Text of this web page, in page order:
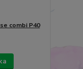
combi P40